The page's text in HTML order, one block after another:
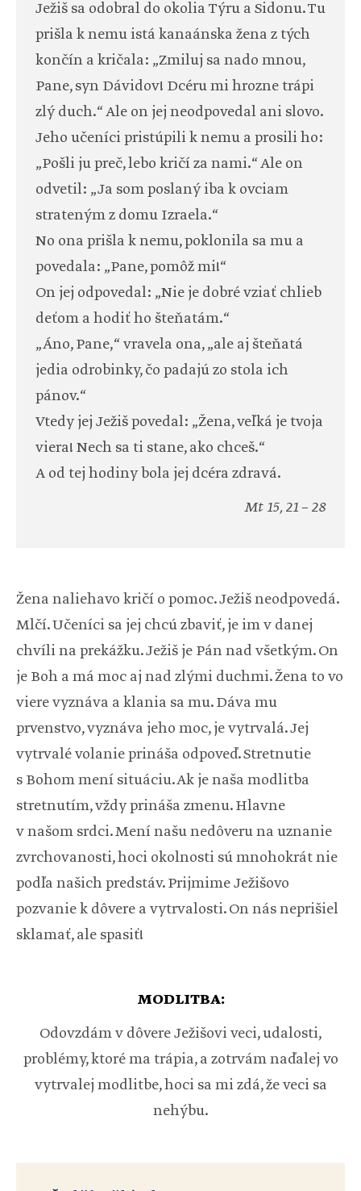
Ježiš sa odobral do okolia Týru a Sidonu. Tu
prišla k nemu istá kanaánska žena z tých
končín a kričala: „Zmiluj sa nado mnou,
Pane, syn Dávidov! Dcéru mi hrozne trápi
zlý duch.“ Ale on jej neodpovedal ani slovo.
Jeho učeníci pristúpili k nemu a prosili ho:
„Pošli ju preč, lebo kričí za nami.“ Ale on
odvetil: „Ja som poslaný iba k ovciam
strateným z domu Izraela.“
No ona prišla k nemu, poklonila sa mu a
povedala: „Pane, pomôž mi!“
On jej odpovedal: „Nie je dobré vziať chlieb
deťom a hodiť ho šteňatám.“
„Áno, Pane,“ vravela ona, „ale aj šteňatá
jedia odrobinky, čo padajú zo stola ich
pánov.“
Vtedy jej Ježiš povedal: „Žena, veľká je tvoja
viera! Nech sa ti stane, ako chceš.“
A od tej hodiny bola jej dcéra zdravá.
Mt 15, 21 – 28
Žena naliehavo kričí o pomoc. Ježiš neodpovedá.
Mlčí. Učeníci sa jej chcú zbaviť, je im v danej
chvíli na prekážku. Ježiš je Pán nad všetkým. On
je Boh a má moc aj nad zlými duchmi. Žena to vo
viere vyznáva a klania sa mu. Dáva mu
prvenstvo, vyznáva jeho moc, je vytrvalá. Jej
vytrvalé volanie prináša odpoveď. Stretnutie
s Bohom mení situáciu. Ak je naša modlitba
stretnutím, vždy prináša zmenu. Hlavne
v našom srdci. Mení našu nedôveru na uznanie
zvrchovanosti, hoci okolnosti sú mnohokrát nie
podľa našich predstáv. Prijmime Ježišovo
pozvanie k dôvere a vytrvalosti. On nás neprišiel
sklamať, ale spasiť!
MODLITBA:
Odovzdám v dôvere Ježišovi veci, udalosti,
problémy, ktoré ma trápia, a zotrvám naďalej vo
vytrvalej modlitbe, hoci sa mi zdá, že veci sa
nehýbu.